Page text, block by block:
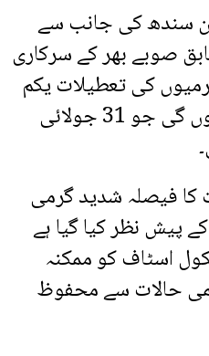
سندھ کی جانب سے
صوبے بھر کے سرکاری
کی تعطیلات یکم
جون 2026 سے شروع ہوں گی جو 31 جولائی
کا فیصلہ شدید گرمی
پیش نظر کیا گیا ہے
اسٹاف کو ممکنہ
حالات سے محفوظ